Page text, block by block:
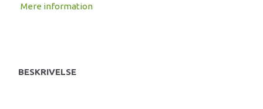
Mere information
BESKRIVELSE